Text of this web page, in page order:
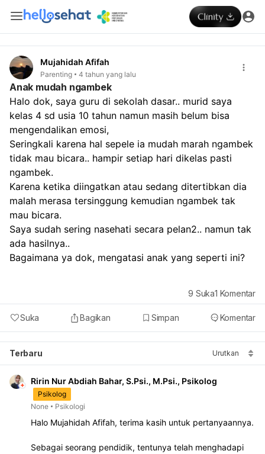
Mujahidah Afifah
Parenting 4 tahun yang lalu
Anak mudah ngambek
Halo dok, saya guru di sekolah dasar.. murid saya
kelas 4 sd usia 10 tahun namun masih belum bisa
mengendalikan emosi,
Seringkali karena hal sepele ia mudah marah ngambek
tidak mau bicara.. hampir setiap hari dikelas pasti
ngambek.
Karena ketika diingatkan atau sedang ditertibkan dia
malah merasa tersinggung kemudian ngambek tak
mau bicara.
Saya sudah sering nasehati secara pelan2.. namun tak
ada hasilnya..
Bagaimana ya dok, mengatasi anak yang seperti ini?
Suka Bagikan Simpan Komentar
9 Suka1 Komentar
Terbaru Urutkan
Ririn Nur Abdiah Bahar, S.Psi., M.Psi., Psikolog
Psikolog
None
Psikologi
Halo Mujahidah Afifah, terima kasih untuk pertanyaannya.
Sebagai seorang pendidik, tentunya telah menghadapi